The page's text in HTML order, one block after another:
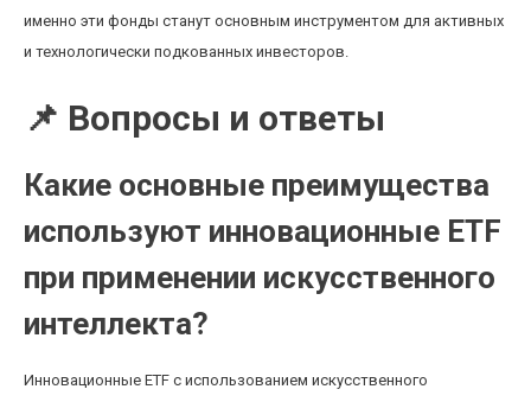
именно эти фонды станут основным инструментом для активных
и технологически подкованных инвесторов.
📌 Вопросы и ответы
Какие основные преимущества
используют инновационные ETF
при применении искусственного
интеллекта?
Инновационные ETF с использованием искусственного